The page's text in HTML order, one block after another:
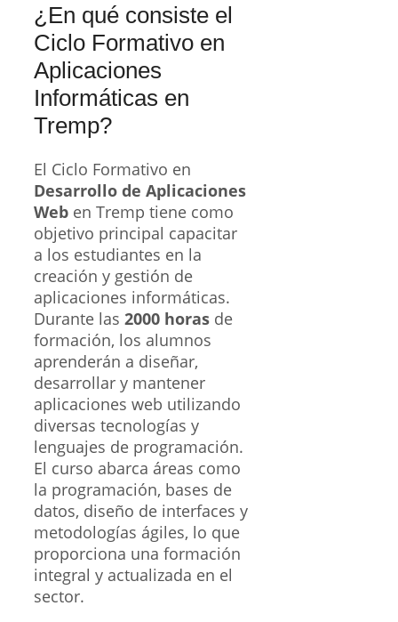
¿En qué consiste el
Ciclo Formativo en
Aplicaciones
Informáticas en
Tremp?
El Ciclo Formativo en
Desarrollo de Aplicaciones
Web en Tremp tiene como
objetivo principal capacitar
a los estudiantes en la
creación y gestión de
aplicaciones informáticas.
Durante las 2000 horas de
formación, los alumnos
aprenderán a diseñar,
desarrollar y mantener
aplicaciones web utilizando
diversas tecnologías y
lenguajes de programación.
El curso abarca áreas como
la programación, bases de
datos, diseño de interfaces y
metodologías ágiles, lo que
proporciona una formación
integral y actualizada en el
sector.